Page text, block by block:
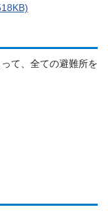
て、全ての避難所を